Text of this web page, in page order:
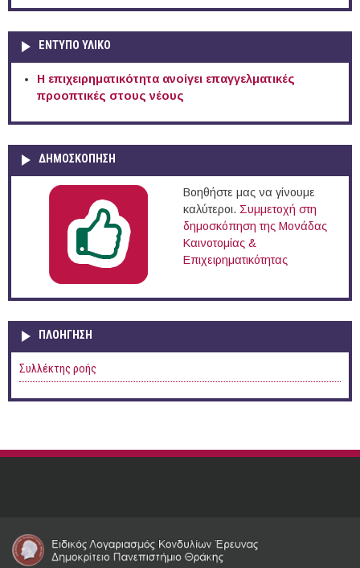
ΕΝΤΥΠΟ ΥΛΙΚΟ
Η επιχειρηματικότητα ανοίγει επαγγελματικές
προοπτικές στους νέους
ΔΗΜΟΣΚΟΠΗΣΗ
Βοηθήστε μας να γίνουμε
καλύτεροι. Συμμετοχή στη
δημοσκόπηση της Μονάδας
Καινοτομίας &
Επιχειρηματικότητας
ΠΛΟΉΓΗΣΗ
Συλλέκτης ροής